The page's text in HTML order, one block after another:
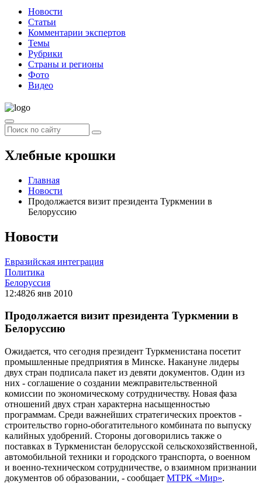
Новости
Статьи
Комментарии экспертов
Темы
Рубрики
Страны и регионы
Фото
Видео
Хлебные крошки
Главная
Новости
Продолжается визит президента Туркмении в
Белоруссию
Новости
Евразийская интеграция
Политика
Белоруссия
12:4826 янв 2010
Продолжается визит президента Туркмении в
Белоруссию
Ожидается, что сегодня президент Туркменистана посетит
промышленные предприятия в Минске. Накануне лидеры
двух стран подписала пакет из девяти документов. Один из
них - соглашение о создании межправительственной
комиссии по экономическому сотрудничеству. Новая фаза
отношений двух стран характерна насыщенностью
программам. Среди важнейших стратегических проектов -
строительство горно-обогатительного комбината по выпуску
калийных удобрений. Стороны договорились также о
поставках в Туркменистан белорусской сельскохозяйственной,
автомобильной техники и городского транспорта, о военном
и военно-техническом сотрудничестве, о взаимном признании
документов об образовании, - сообщает МТРК «Мир».